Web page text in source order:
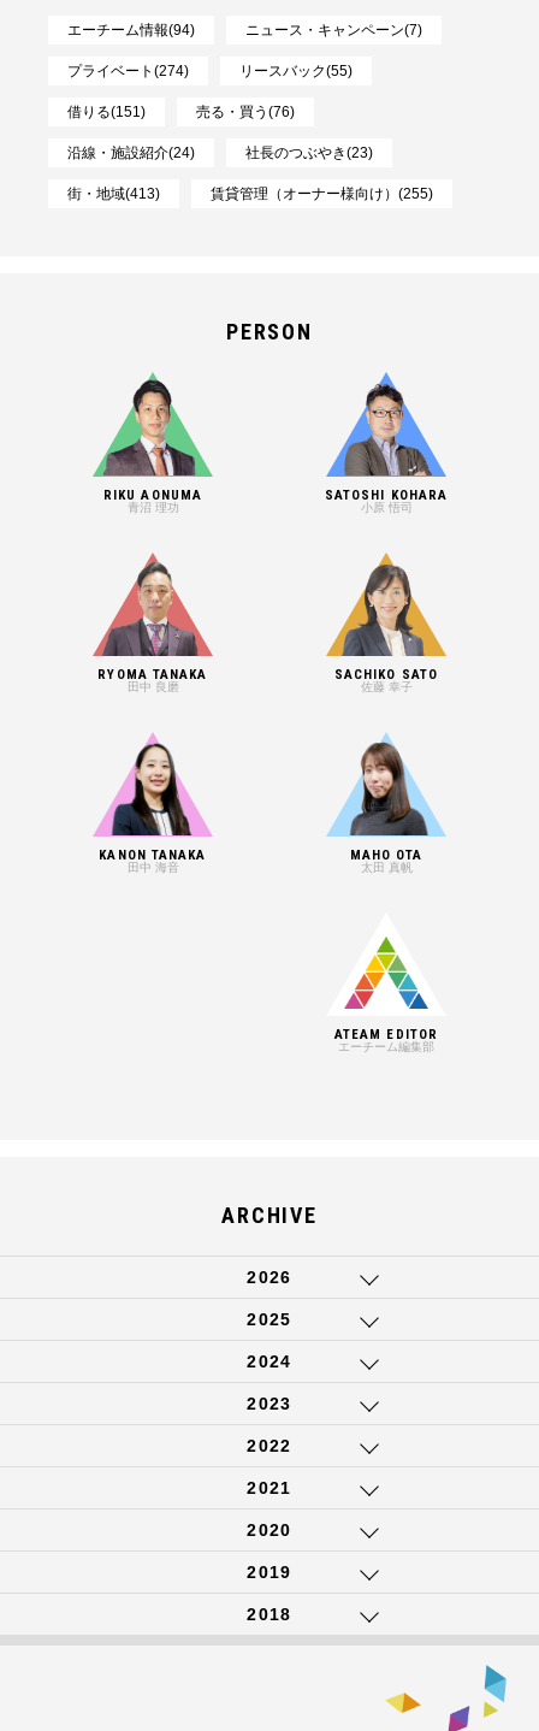
エーチーム情報(94) ニュース・キャンペーン(7)
プライベート(274) リースバック(55)
借りる(151) 売る・買う(76)
沿線・施設紹介(24) 社長のつぶやき(23)
街・地域(413) 賃貸管理（オーナー様向け）(255)
PERSON
RIKU AONUMA
青沼 理功
SATOSHI KOHARA
小原 悟司
RYOMA TANAKA
田中 良磨
SACHIKO SATO
佐藤 幸子
KANON TANAKA
田中 海音
MAHO OTA
太田 真帆
ATEAM EDITOR
エーチーム編集部
ARCHIVE
2026
2025
2024
2023
2022
2021
2020
2019
2018